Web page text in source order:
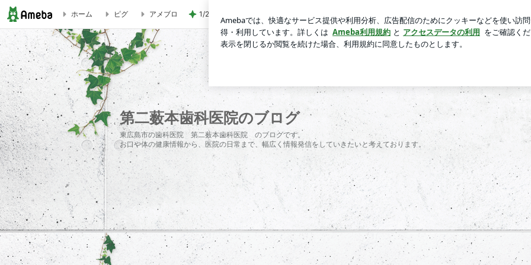
今までの経験を活かし患者様に還元していきます | 第二薮本歯科医院のブログ
ホーム ピグ アメブロ 1/20のお値段で大満足のワンピース
第二薮本歯科医院のブログ
東広島市の歯科医院 第二薮本歯科医院 のブログです。
お口や体の健康情報から、医院の日常まで、幅広く情報発信をしていきたいと考えております。